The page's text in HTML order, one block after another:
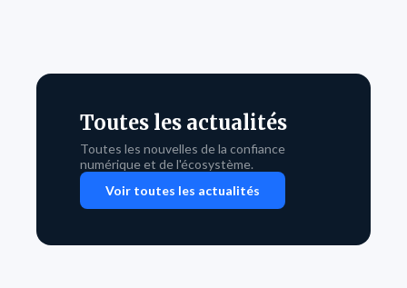
Toutes les actualités
Toutes les nouvelles de la confiance
numérique et de l'écosystème.
Voir toutes les actualités